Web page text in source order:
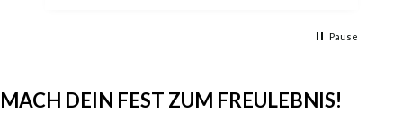
Pause
MACH DEIN FEST ZUM FREULEBNIS!